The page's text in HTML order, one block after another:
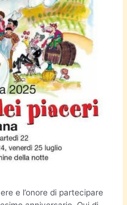
e l’onore di partecipare